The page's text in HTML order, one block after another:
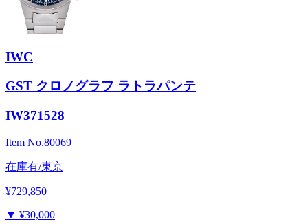
IWC
GST クロノグラフ ラトラパンテ
IW371528
Item No.80069
在庫有/東京
¥729,850
▼ ¥30,000